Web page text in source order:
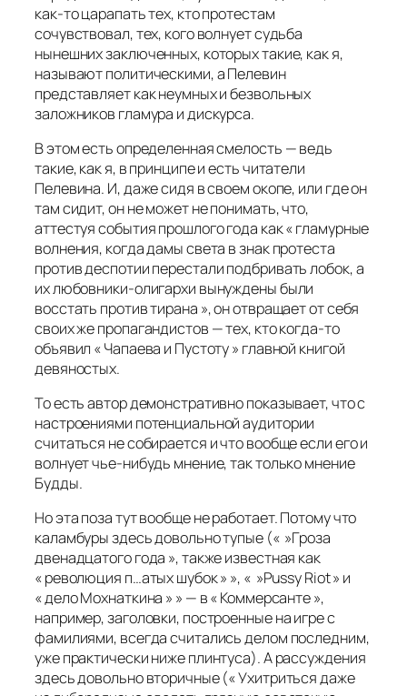
как-то царапать тех, кто протестам
сочувствовал, тех, кого волнует судьба
нынешних заключенных, которых такие, как я,
называют политическими, а Пелевин
представляет как неумных и безвольных
заложников гламура и дискурса.
В этом есть определенная смелость — ведь
такие, как я, в принципе и есть читатели
Пелевина. И, даже сидя в своем окопе, или где он
там сидит, он не может не понимать, что,
аттестуя события прошлого года как « гламурные
волнения, когда дамы света в знак протеста
против деспотии перестали подбривать лобок, а
их любовники-олигархи вынуждены были
восстать против тирана », он отвращает от себя
своих же пропагандистов — тех, кто когда-то
объявил « Чапаева и Пустоту » главной книгой
девяностых.
То есть автор демонстративно показывает, что с
настроениями потенциальной аудитории
считаться не собирается и что вообще если его и
волнует чье-нибудь мнение, так только мнение
Будды.
Но эта поза тут вообще не работает. Потому что
каламбуры здесь довольно тупые (« »Гроза
двенадцатого года », также известная как
« революция п…атых шубок » », « »Pussy Riot » и
« дело Мохнаткина » » — в « Коммерсанте »,
например, заголовки, построенные на игре с
фамилиями, всегда считались делом последним,
уже практически ниже плинтуса). А рассуждения
здесь довольно вторичные (« Ухитриться даже